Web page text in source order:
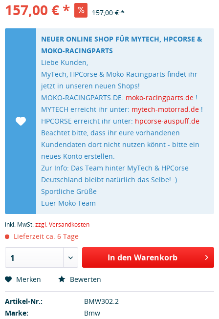
157,00 € * 157,00 € *
NEUER ONLINE SHOP FÜR MYTECH, HPCORSE &
MOKO-RACINGPARTS
Liebe Kunden,
MyTech, HPCorse & Moko-Racingparts findet ihr
jetzt in unseren neuen Shops!
MOKO-RACINGPARTS.DE: moko-racingparts.de !
MYTECH erreicht ihr unter: mytech-motorrad.de !
HPCORSE erreicht ihr unter: hpcorse-auspuff.de
Beachtet bitte, dass ihr eure vorhandenen
Kundendaten dort nicht nutzen könnt - bitte ein
neues Konto erstellen.
Zur Info: Das Team hinter MyTech & HPCorse
Deutschland bleibt natürlich das Selbe! :)
Sportliche Grüße
Euer Moko Team
inkl. MwSt.zzgl. Versandkosten
Lieferzeit ca. 6 Tage
1 In den Warenkorb
Merken Bewerten
Artikel-Nr.:
BMW302.2
Marke:
Bmw